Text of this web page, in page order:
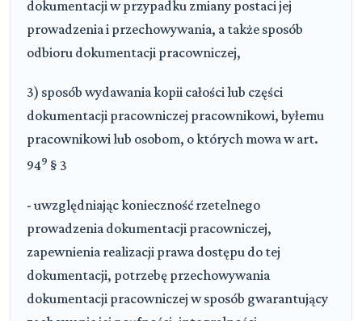
dokumentacji w przypadku zmiany postaci jej
prowadzenia i przechowywania, a także sposób
odbioru dokumentacji pracowniczej,
3) sposób wydawania kopii całości lub części
dokumentacji pracowniczej pracownikowi, byłemu
pracownikowi lub osobom, o których mowa w art.
949 § 3
- uwzględniając konieczność rzetelnego
prowadzenia dokumentacji pracowniczej,
zapewnienia realizacji prawa dostępu do tej
dokumentacji, potrzebę przechowywania
dokumentacji pracowniczej w sposób gwarantujący